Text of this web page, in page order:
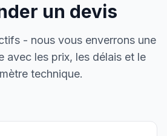
un devis
- nous vous enverrons une
avec les prix, les délais et le
technique.